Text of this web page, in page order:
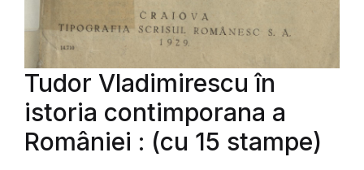
Tudor Vladimirescu în
istoria contimporana a
României : (cu 15 stampe)